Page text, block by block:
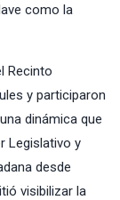
como la
Recinto
y participaron
dinámica que
Legislativo y
desde
visibilizar la